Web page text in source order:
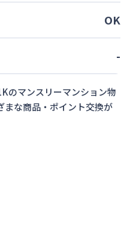
OK
-
のマンスリーマンション物
まな商品・ポイント交換が